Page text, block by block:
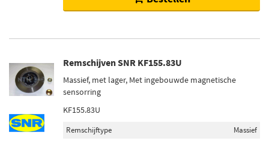
Remschijven SNR KF155.83U
Massief, met lager, Met ingebouwde magnetische
sensorring
KF155.83U
Remschijftype
Massief